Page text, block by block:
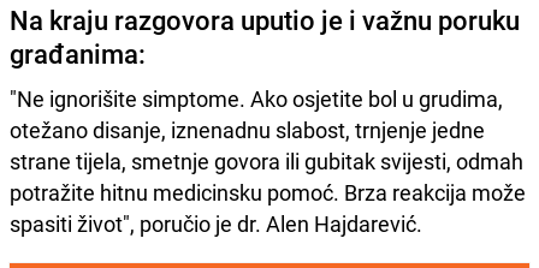
Na kraju razgovora uputio je i važnu poruku
građanima:
"Ne ignorišite simptome. Ako osjetite bol u grudima,
otežano disanje, iznenadnu slabost, trnjenje jedne
strane tijela, smetnje govora ili gubitak svijesti, odmah
potražite hitnu medicinsku pomoć. Brza reakcija može
spasiti život", poručio je dr. Alen Hajdarević.